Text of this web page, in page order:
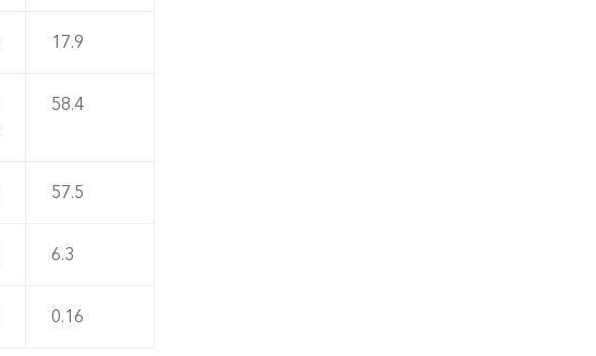
17.9
58.4
57.5
6.3
0.16